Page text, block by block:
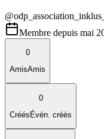
@
Membre depuis mai
0
AmisAmis
0
Créés Évén. créés